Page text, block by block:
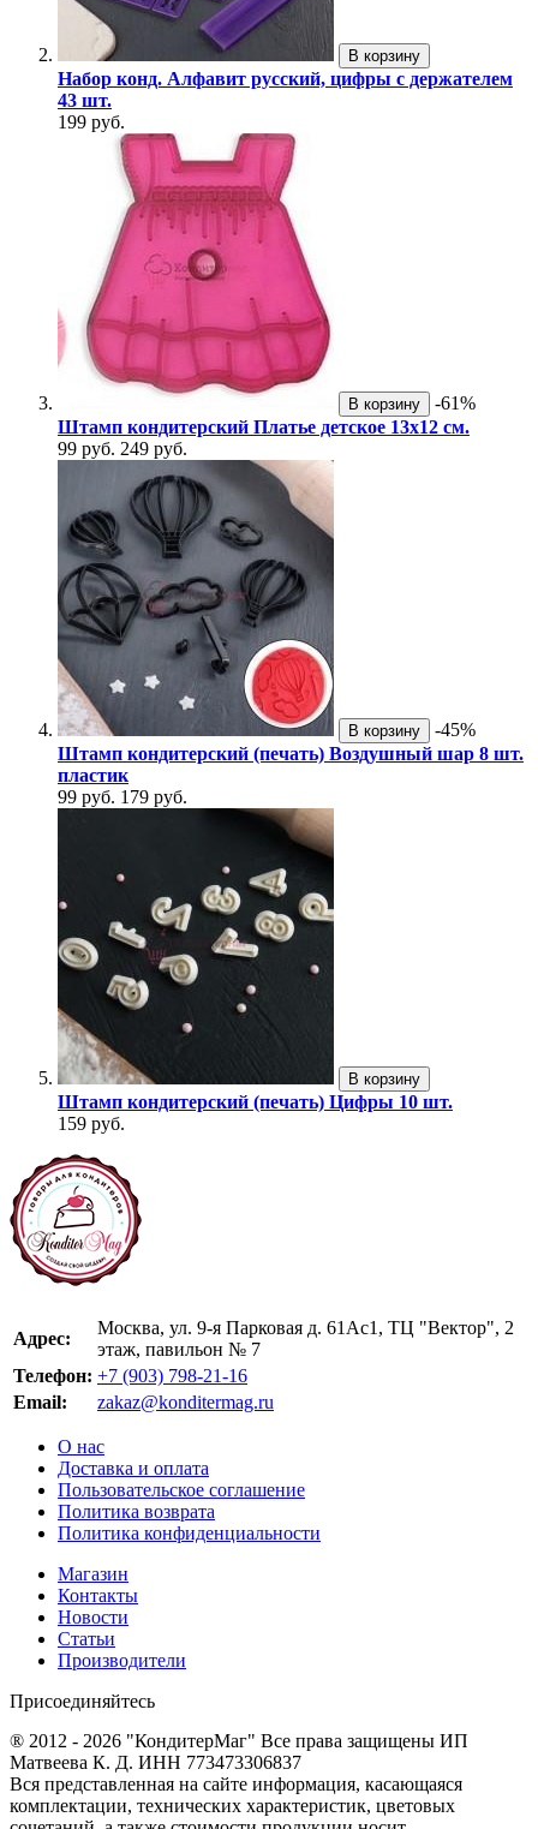
В корзину
Набор конд. Алфавит русский, цифры с держателем
43 шт.
199 руб.
В корзину
-61%
Штамп кондитерский Платье детское 13х12 см.
99 руб. 249 руб.
В корзину
-45%
Штамп кондитерский (печать) Воздушный шар 8 шт.
пластик
99 руб. 179 руб.
В корзину
Штамп кондитерский (печать) Цифры 10 шт.
159 руб.
Адрес:
Москва, ул. 9-я Парковая д. 61Ас1, ТЦ "Вектор", 2
этаж, павильон № 7
Телефон: +7 (903) 798-21-16
Email:
zakaz@konditermag.ru
О нас
Доставка и оплата
Пользовательское соглашение
Политика возврата
Политика конфиденциальности
Магазин
Контакты
Новости
Статьи
Производители
Присоединяйтесь
® 2012 - 2026 "КондитерМаг" Все права защищены ИП
Матвеева К. Д. ИНН 773473306837
Вся представленная на сайте информация, касающаяся
комплектации, технических характеристик, цветовых